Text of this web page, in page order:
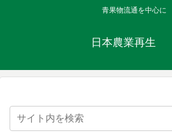
青果物流通を中心に
日本農業再生